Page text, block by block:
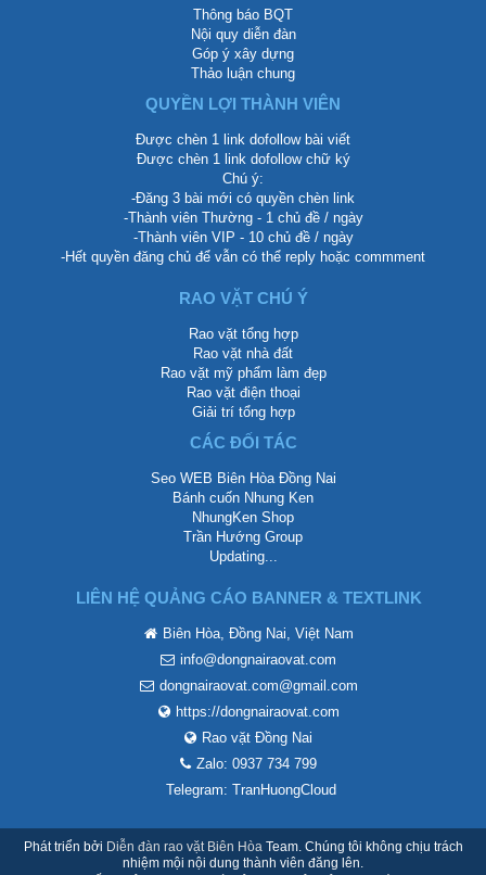
Thông báo BQT
Nội quy diễn đàn
Góp ý xây dựng
Thảo luận chung
QUYỀN LỢI THÀNH VIÊN
Được chèn 1 link dofollow bài viết
Được chèn 1 link dofollow chữ ký
Chú ý:
-Đăng 3 bài mới có quyền chèn link
-Thành viên Thường - 1 chủ đề / ngày
-Thành viên VIP - 10 chủ đề / ngày
-Hết quyền đăng chủ để vẫn có thể reply hoặc commment
RAO VẶT CHÚ Ý
Rao vặt tổng hợp
Rao vặt nhà đất
Rao vặt mỹ phẩm làm đẹp
Rao vặt điện thoại
Giải trí tổng hợp
CÁC ĐỐI TÁC
Seo WEB Biên Hòa Đồng Nai
Bánh cuốn Nhung Ken
NhungKen Shop
Trần Hướng Group
Updating...
LIÊN HỆ QUẢNG CÁO BANNER & TEXTLINK
Biên Hòa, Đồng Nai, Việt Nam
info@dongnairaovat.com
dongnairaovat.com@gmail.com
https://dongnairaovat.com
Rao vặt Đồng Nai
Zalo: 0937 734 799
Telegram: TranHuongCloud
Phát triển bởi Diễn đàn rao vặt Biên HòaTeam. Chúng tôi không chịu trách
nhiệm mội nội dung thành viên đăng lên.